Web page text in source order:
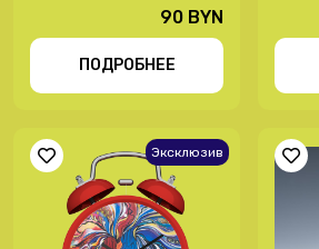
90 BYN
ПОДРОБНЕЕ
Эксклюзив